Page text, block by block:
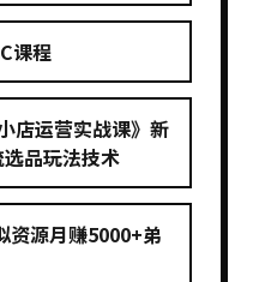
课程
店运营实战课》新
品玩法技术
资源月赚5000+弟